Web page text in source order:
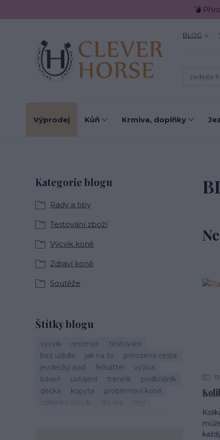
💣
BLOG
Výprodej Kůň Krmiva, doplňky
Kategorie blogu
Rady a tipy
Testování zboží
Výcvik koně
Zdraví koně
Soutěže
Štítky blogu
výcvik recenze
testování
bez udidla
jak na to
přirozená cesta
jezdecký pad
fellsattel
výživa
báseň
ustájení trénink
podbřišník
dečka
kopyta
problémoví koně
základní výcvik
důvěra
tipy
19